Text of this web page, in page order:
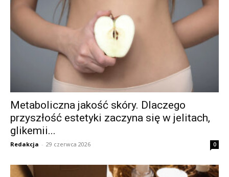
Metaboliczna jakość skóry. Dlaczego
przyszłość estetyki zaczyna się w jelitach,
glikemii...
Redakcja - 29 czerwca 2026 0